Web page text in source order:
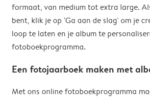
formaat, van medium tot extra large.
bent, klik je op 'Ga aan de slag' om je
loop te laten en je album te
fotoboekprogramma.
Een fotojaarboek maken met
Met ons online fotoboekprogramma